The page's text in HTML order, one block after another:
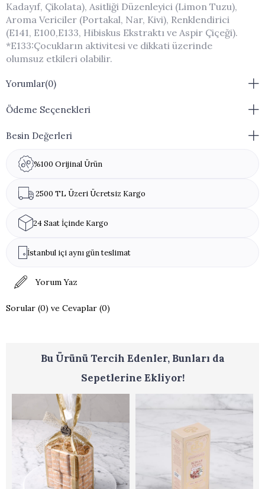
Kadayıf, Çikolata), Asitliği Düzenleyici (Limon Tuzu),
Aroma Vericiler (Portakal, Nar, Kivi), Renklendirici
(E141, E100,E133, Hibiskus Ekstraktı ve Aspir Çiçeği).
*E133:Çocukların aktivitesi ve dikkati üzerinde
olumsuz etkileri olabilir.
Muhafaza Koşulları:
korunmalıdır. Doğrudan güneş ışınlarına maruz
bırakılmamalıdır.
Ambalaj Açıldıktan Sonraki Raf Ömrü:
açıldıktan sonra 1 hafta içinde tüketilmelidir.
Ürün Ölçüsü:
boyutlarda değildir.
değişmektedir.
Kadayıf [Gluten) ve yumurta], Çikolata [Soya ve
ürünleri(Laktoz) içerebilir.
Yorumlar(0)
Ödeme Seçenekleri
Besin Değerleri
%100 Orijinal Ürün
2500 TL Üzeri Ücretsiz Kargo
24 Saat İçinde Kargo
İstanbul içi aynı gün teslimat
Yorum Yaz
Sorular (0) ve Cevaplar (0)
Bu Ürünü Tercih Edenler, Bunları da
Sepetlerine Ekliyor!